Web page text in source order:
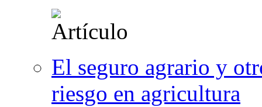
El seguro agrario y
riesgo en agricultura